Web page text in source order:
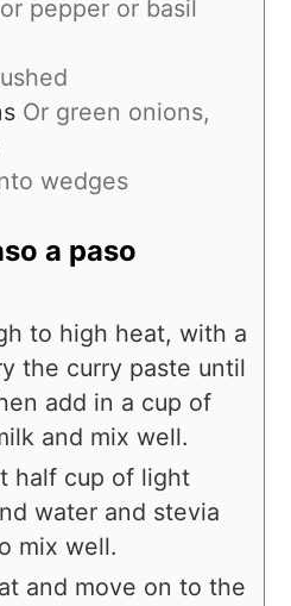
pepper or basil
Or green onions,
wedges
a paso
to high heat, with a
the curry paste until
add in a cup of
and mix well.
half cup of light
water and stevia
mix well.
and move on to the